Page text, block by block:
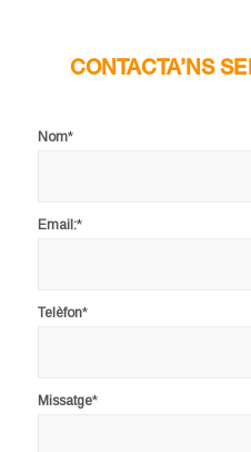
CONTACTA’NS
Nom*
Email:*
Telèfon*
Missatge*